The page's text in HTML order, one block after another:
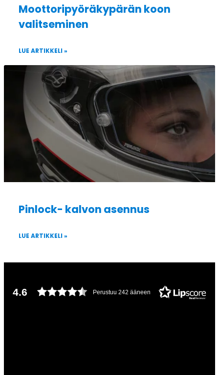
Moottoripyöräkypärän koon
valitseminen
LUE ARTIKKELI »
Pinlock- kalvon asennus
LUE ARTIKKELI »
4.6 Perustuu 242 ääneen